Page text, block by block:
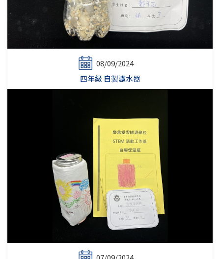
08/09/2024
四年級 自製濾水器